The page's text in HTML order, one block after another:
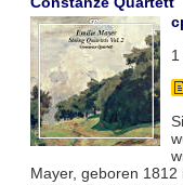
1
Mayer, geboren